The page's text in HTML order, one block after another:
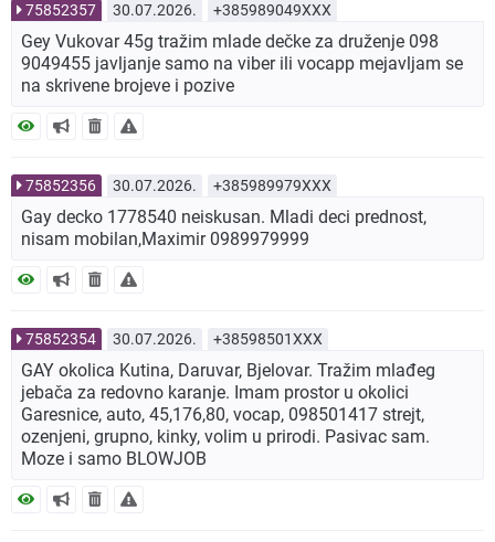
75852357 30.07.2026. +385989049XXX
Gey Vukovar 45g tražim mlade dečke za druženje 098
9049455 javljanje samo na viber ili vocapp mejavljam se
na skrivene brojeve i pozive
75852356 30.07.2026. +385989979XXX
Gay decko 1778540 neiskusan. Mladi deci prednost,
nisam mobilan,Maximir 0989979999
75852354 30.07.2026. +38598501XXX
GAY okolica Kutina, Daruvar, Bjelovar. Tražim mlađeg
jebača za redovno karanje. Imam prostor u okolici
Garesnice, auto, 45,176,80, vocap, 098501417 strejt,
ozenjeni, grupno, kinky, volim u prirodi. Pasivac sam.
Moze i samo BLOWJOB